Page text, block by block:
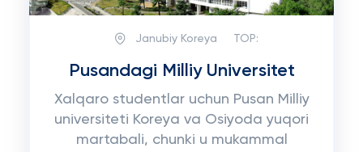
Janubiy Koreya TOP:
Pusandagi Milliy Universitet
Xalqaro studentlar uchun Pusan Milliy
universiteti Koreya va Osiyoda yuqori
martabali, chunki u mukammal